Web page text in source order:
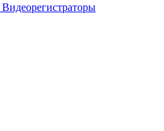
Видеорегистраторы